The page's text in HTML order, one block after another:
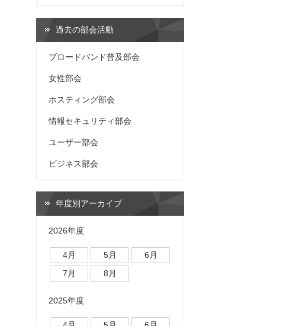
過去の部会活動
ブロードバンド普及部会
女性部会
ホスティング部会
情報セキュリティ部会
ユーザー部会
ビジネス部会
年度別アーカイブ
2026年度
4月 5月
6月
7月
8月
2025年度